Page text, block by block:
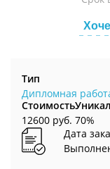
Тип
Дипломная
Стоимость
12600 руб. 70%
Дата